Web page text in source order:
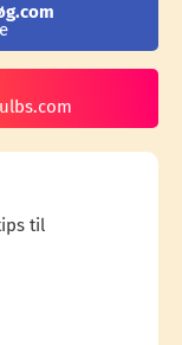
til